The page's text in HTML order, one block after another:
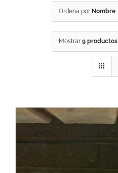
Ordena por Nombre
Mostrar 9 productos